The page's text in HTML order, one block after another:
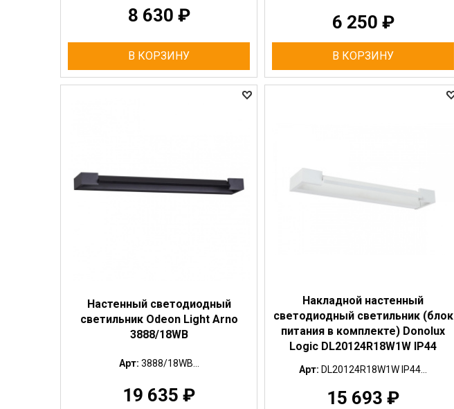
8 630 ₽
В КОРЗИНУ
6 250 ₽
В КОРЗИНУ
Настенный светодиодный
светильник Odeon Light Arno
3888/18WB
Арт: 3888/18WB...
19 635 ₽
Накладной настенный
светодиодный светильник (блок
питания в комплекте) Donolux
Logic DL20124R18W1W IP44
Арт: DL20124R18W1W IP44...
15 693 ₽